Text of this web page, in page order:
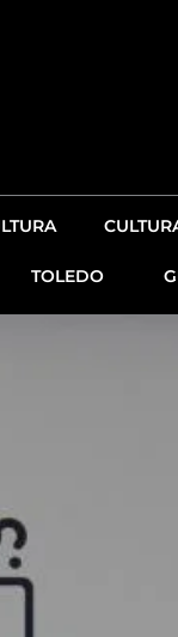
TOLEDO